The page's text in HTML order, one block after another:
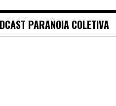
PARANOIA COLETIVA